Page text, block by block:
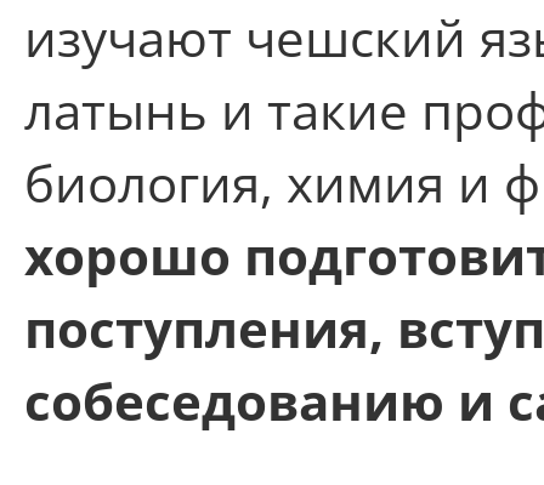
изучают чешский
латынь и такие
биология, химия и
хорошо
поступления,
собеседованию и